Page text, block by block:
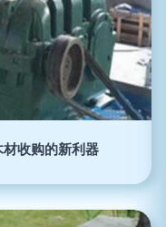
收购的新利器